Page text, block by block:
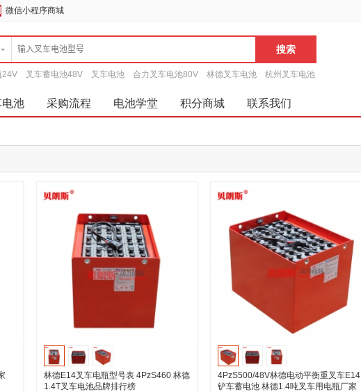
微信小程序商城
24V 叉车蓄电池48V 叉车电池 合力叉车电池80V 林德叉车电池 杭州叉车电池
池 采购流程 电池学堂 积分商城 联系我们
林德E14叉车电瓶型号表 4PzS460 林德
1.4T叉车电池品牌排行榜
4PzS500/48V林德电动平衡重叉车E14
铲车蓄电池 林德1.4吨叉车用电瓶厂家